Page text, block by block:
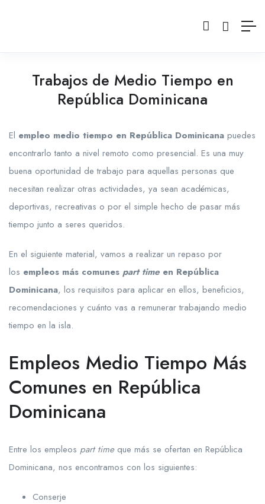
Trabajos de Medio Tiempo en
República Dominicana
El empleo medio tiempo en República Dominicana puedes
encontrarlo tanto a nivel remoto como presencial. Es una muy
buena oportunidad de trabajo para aquellas personas que
necesitan realizar otras actividades, ya sean académicas,
deportivas, recreativas o por el simple hecho de pasar más
tiempo junto a seres queridos.
En el siguiente material, vamos a realizar un repaso por
los empleos más comunes part time en República
Dominicana, los requisitos para aplicar en ellos, beneficios,
recomendaciones y cuánto vas a remunerar trabajando medio
tiempo en la isla.
Empleos Medio Tiempo Más
Comunes en República
Dominicana
Entre los empleos part timeque más se ofertan en República
Dominicana, nos encontramos con los siguientes:
Conserje